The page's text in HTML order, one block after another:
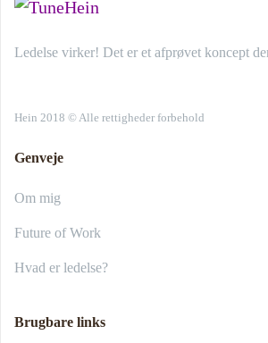
Ledelse virker! Det er et afprøvet koncept
Hein 2018 © Alle rettigheder forbehold
Genveje
Om mig
Future of Work
Hvad er ledelse?
Brugbare links